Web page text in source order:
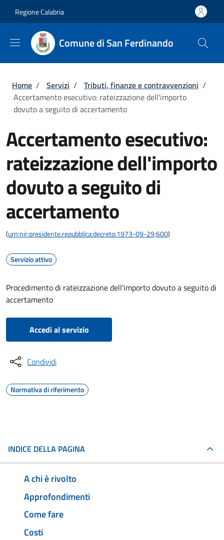
Regione Calabria
Comune di San Ferdinando
Briciole di pane
Home / Servizi / Tributi, finanze e contravvenzioni /
Accertamento esecutivo: rateizzazione dell'importo
dovuto a seguito di accertamento
Accertamento esecutivo:
rateizzazione dell'importo
dovuto a seguito di
accertamento
(urn:nir:presidente.repubblica:decreto:1973-09-29;600)
Servizio attivo
Procedimento di rateizzazione dell'importo dovuto a seguito di
accertamento
Accedi al servizio
Condividi
Normativa di riferimento
INDICE DELLA PAGINA
A chi è rivolto
Approfondimenti
Come fare
Costi